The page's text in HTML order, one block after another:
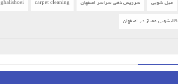
مبل شویی سرویس دهی سراسر اصفهان carpet cleaning
ghalishoei
قالیشویی ممتاز در اصفهان